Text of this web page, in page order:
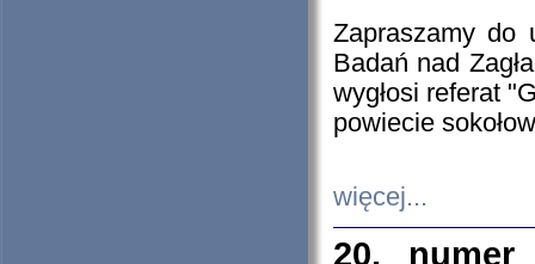
Zapraszamy do
Badań nad
wygłosi referat
powiecie
więcej...
20. numer